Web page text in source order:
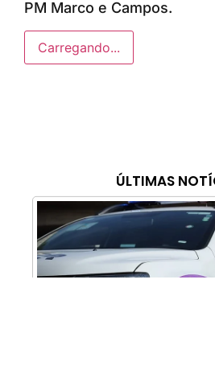
ÚLTIMAS
PM Marco e Campos.
Carregando...
Anunciar ou